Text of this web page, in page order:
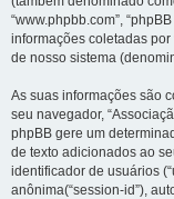
“www.phpbb.com”,
informações coletadas
de nosso sistema
As suas informações são
seu navegador,
phpBB gere um
de texto adicionados ao
identificador de usuários
anônima(“session-id”),